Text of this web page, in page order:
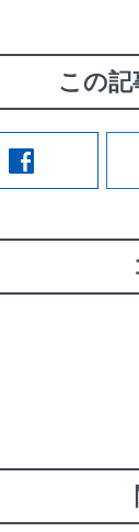
この
facebook